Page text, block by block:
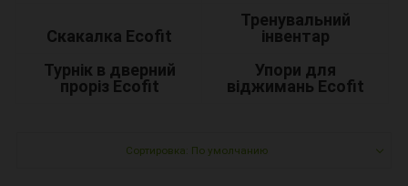
Скакалка Ecofit
Тренувальний
інвентар
Турнік в дверний
проріз Ecofit
Упори для
віджимань Ecofit
Сортировка: По умолчанию